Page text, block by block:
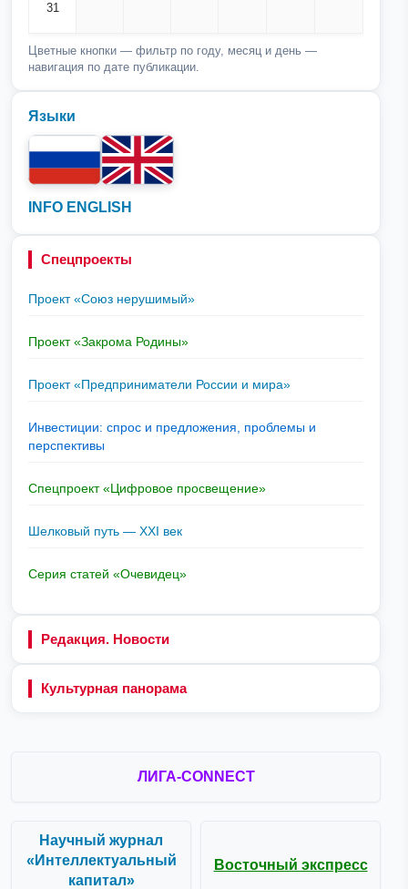
31
Цветные кнопки — фильтр по году, месяц и день —
навигация по дате публикации.
Языки
INFO ENGLISH
Спецпроекты
Проект «Союз нерушимый»
Проект «Закрома Родины»
Проект «Предприниматели России и мира»
Инвестиции: спрос и предложения, проблемы и
перспективы
Спецпроект «Цифровое просвещение»
Шелковый путь — XXI век
Серия статей «Очевидец»
Редакция. Новости
Культурная панорама
ЛИГА-CONNECT
Научный журнал
«Интеллектуальный
капитал»
Восточный экспресс